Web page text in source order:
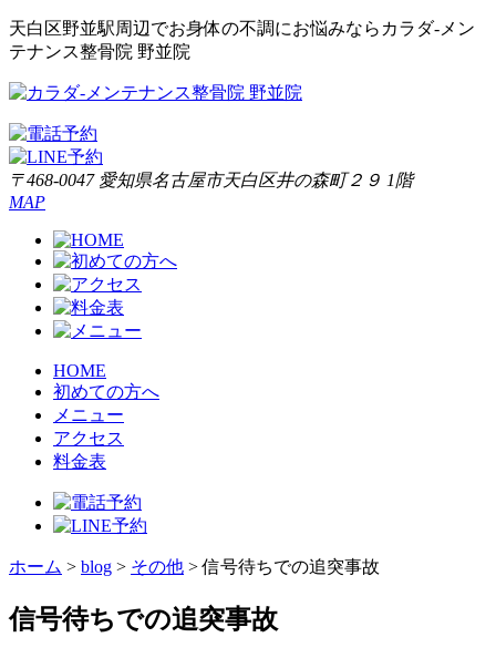
天白区野並駅周辺でお身体の不調にお悩みならカラダ‐メン
テナンス整骨院 野並院
〒468-0047 愛知県名古屋市天白区井の森町２９ 1階
MAP
HOME
初めての方へ
メニュー
アクセス
料金表
ホーム > blog > その他 >信号待ちでの追突事故
信号待ちでの追突事故